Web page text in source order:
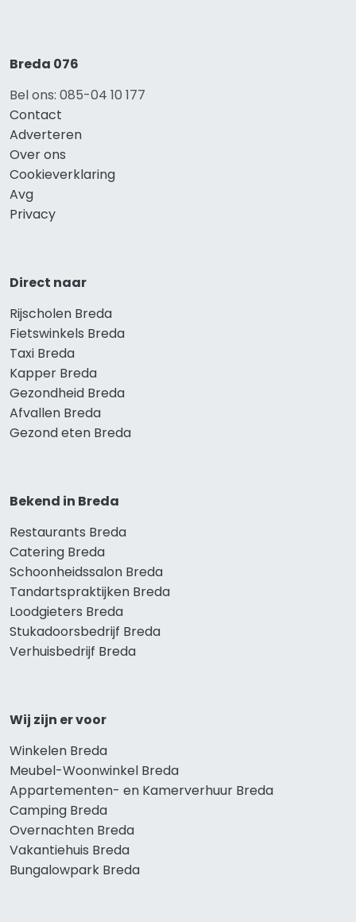
Breda 076
Bel ons: 085-04 10 177
Contact
Adverteren
Over ons
Cookieverklaring
Avg
Privacy
Direct naar
Rijscholen Breda
Fietswinkels Breda
Taxi Breda
Kapper Breda
Gezondheid Breda
Afvallen Breda
Gezond eten Breda
Bekend in Breda
Restaurants Breda
Catering Breda
Schoonheidssalon Breda
Tandartspraktijken Breda
Loodgieters Breda
Stukadoorsbedrijf Breda
Verhuisbedrijf Breda
Wij zijn er voor
Winkelen Breda
Meubel-Woonwinkel Breda
Appartementen- en Kamerverhuur Breda
Camping Breda
Overnachten Breda
Vakantiehuis Breda
Bungalowpark Breda